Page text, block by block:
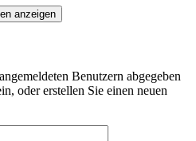
anzeigen
Benutzern abgegeben
oder erstellen Sie einen neuen